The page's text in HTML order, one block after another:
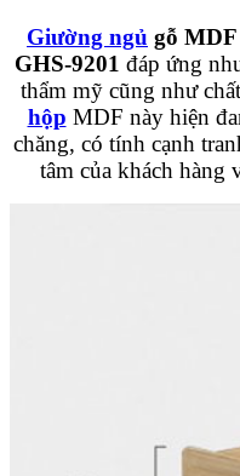
Giường ngủ gỗ
GHS-9201 đáp ứng
thẩm mỹ cũng như
hộp MDF này hiện
chăng, có tính cạnh
tâm của khách hàng